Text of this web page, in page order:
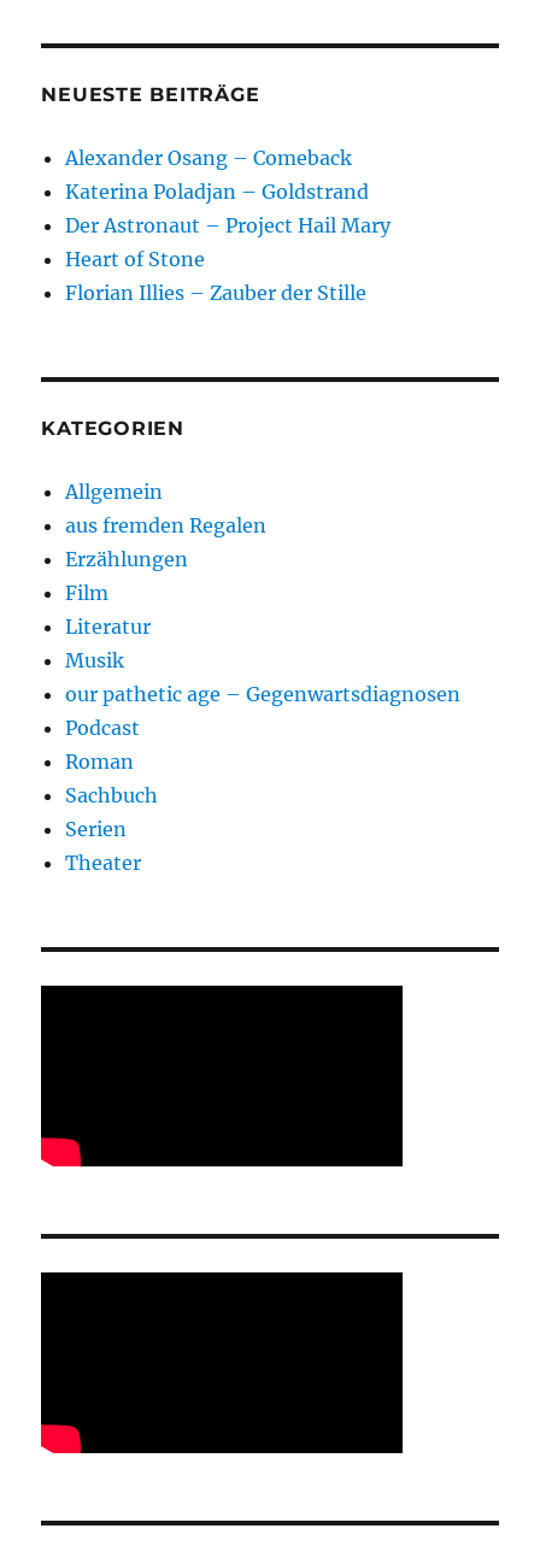
NEUESTE BEITRÄGE
Alexander Osang – Comeback
Katerina Poladjan – Goldstrand
Der Astronaut – Project Hail Mary
Heart of Stone
Florian Illies – Zauber der Stille
KATEGORIEN
Allgemein
aus fremden Regalen
Erzählungen
Film
Literatur
Musik
our pathetic age – Gegenwartsdiagnosen
Podcast
Roman
Sachbuch
Serien
Theater